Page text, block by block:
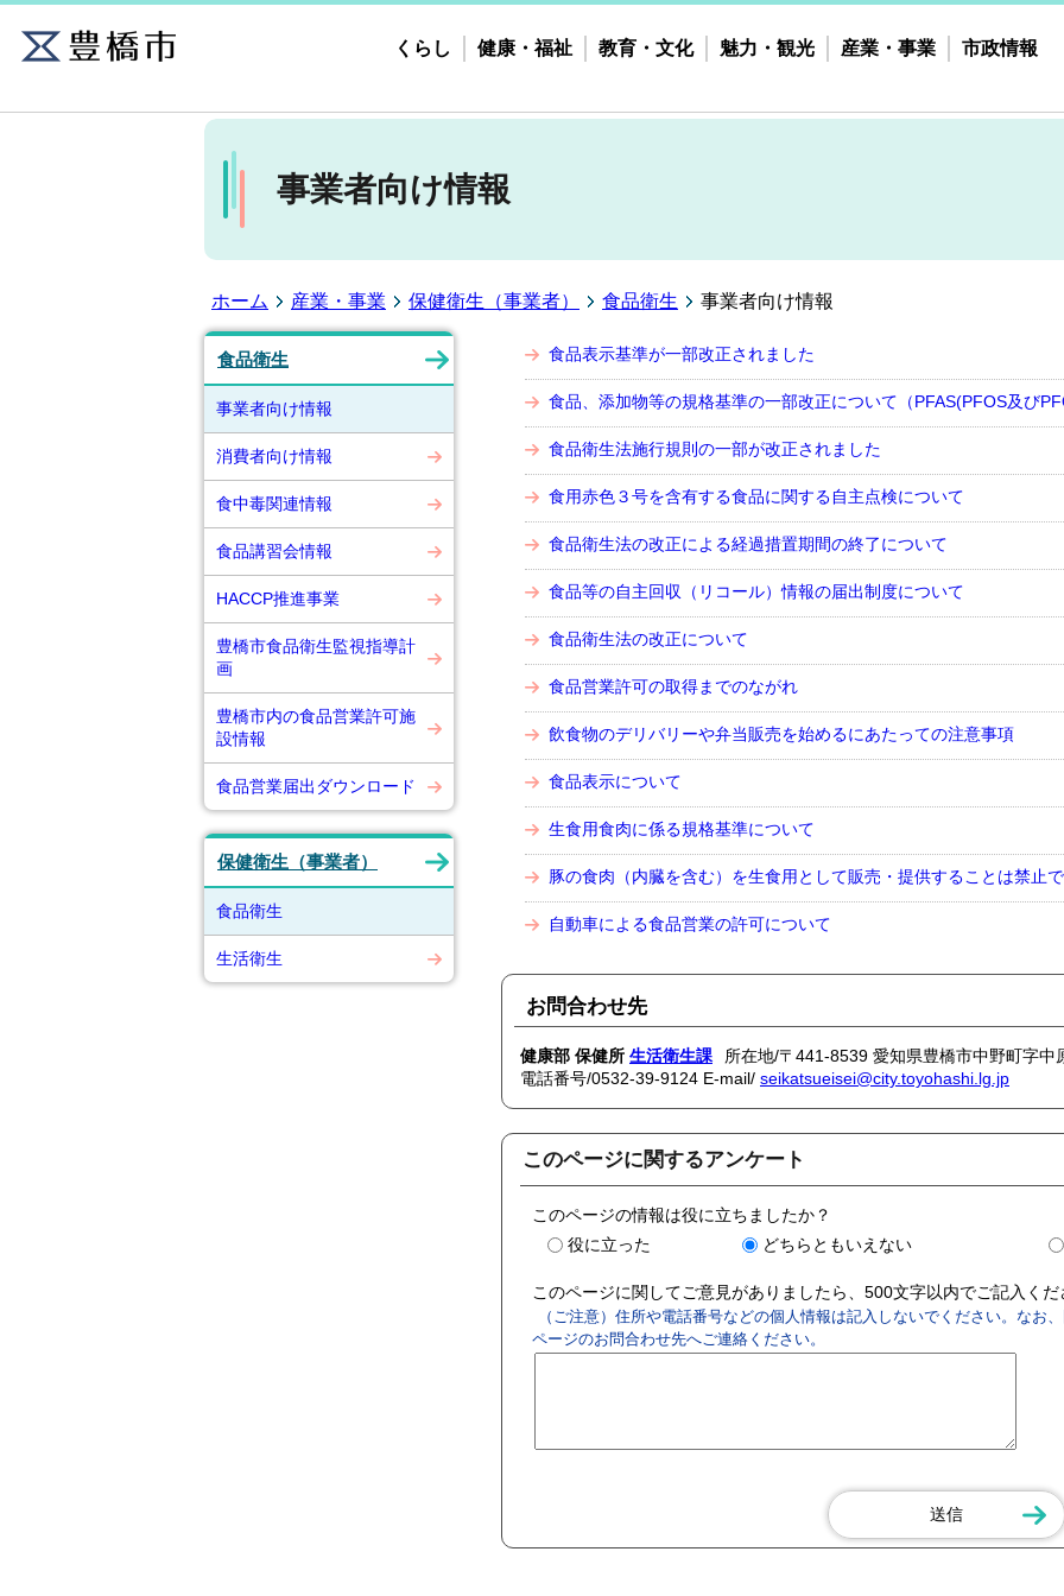
くらし 健康・福祉 教育・文化 魅力・観光 産業・事業 市政情報
事業者向け情報
ホーム 産業・事業 保健衛生（事業者） 食品衛生 事業者向け情報
食品衛生
事業者向け情報
消費者向け情報
食中毒関連情報
食品講習会情報
HACCP推進事業
豊橋市食品衛生監視指導計
画
豊橋市内の食品営業許可施
設情報
食品営業届出ダウンロード
保健衛生（事業者）
食品衛生
生活衛生
食品表示基準が一部改正されました
食品、添加物等の規格基準の一部改正について（PFAS(PFOS及び
食品衛生法施行規則の一部が改正されました
食用赤色３号を含有する食品に関する自主点検について
食品衛生法の改正による経過措置期間の終了について
食品等の自主回収（リコール）情報の届出制度について
食品衛生法の改正について
食品営業許可の取得までのながれ
飲食物のデリバリーや弁当販売を始めるにあたっての注意事項
食品表示について
生食用食肉に係る規格基準について
豚の食肉（内臓を含む）を生食用として販売・提供することは禁止
自動車による食品営業の許可について
お問合わせ先
健康部 保健所 生活衛生課
所在地/〒441-8539 愛知県豊橋市中野町字中
電話番号/0532-39-9124 E-mail/ seikatsueisei@city.toyohashi.lg.jp
このページに関するアンケート
このページの情報は役に立ちましたか？
役に立った
どちらともいえない
このページに関してご意見がありましたら、500文字以内でご記入くだ
（ご注意）住所や電話番号などの個人情報は記入しないでください。なお
ページのお問合わせ先へご連絡ください。